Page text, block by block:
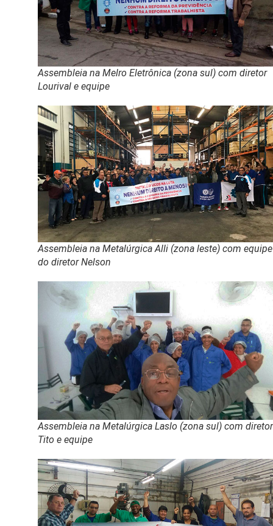
Assembleia na Melro Eletrônica (zona sul) com diretor
Lourival e equipe
Assembleia na Metalúrgica Alli (zona leste) com equipe
do diretor Nelson
Assembleia na Metalúrgica Laslo (zona sul) com diretor
Tito e equipe